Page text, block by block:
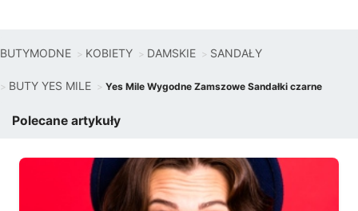
BUTYMODNE KOBIETY DAMSKIE SANDAŁY
BUTY YES MILE Yes Mile Wygodne Zamszowe Sandałki czarne
Polecane artykuły